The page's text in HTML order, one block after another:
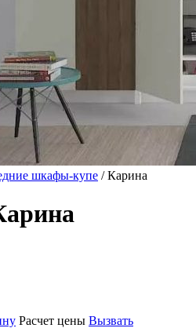
шкафы-купе / Карина
Расчет цены Вызвать